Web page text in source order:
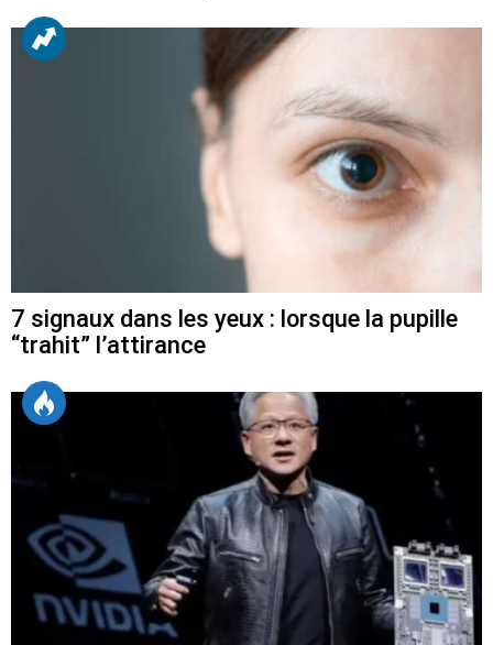
7 signaux dans les yeux : lorsque la pupille
“trahit” l’attirance